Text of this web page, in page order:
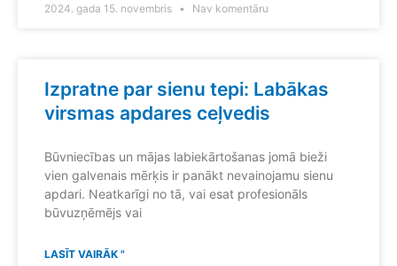
2024. gada 15. novembris Nav komentāru
Izpratne par sienu tepi: Labākas
virsmas apdares ceļvedis
Būvniecības un mājas labiekārtošanas jomā bieži
vien galvenais mērķis ir panākt nevainojamu sienu
apdari. Neatkarīgi no tā, vai esat profesionāls
būvuzņēmējs vai
LASĪT VAIRĀK "